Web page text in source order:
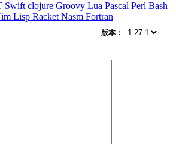
Swift clojure Groovy Lua Pascal Perl Bash
Lisp Racket Nasm Fortran
版本：